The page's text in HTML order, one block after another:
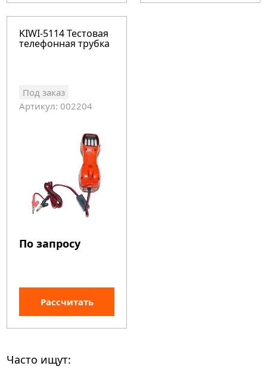
KIWI-5114 Тестовая
телефонная трубка
Под заказ
Артикул: 002204
По запросу
Рассчитать
Часто ищут: